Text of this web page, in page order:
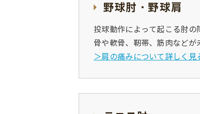
野球肘・野球肩
投球動作によって起こる肘の
骨や軟骨、靭帯、筋肉などが
＞肩の痛みについて詳しく見